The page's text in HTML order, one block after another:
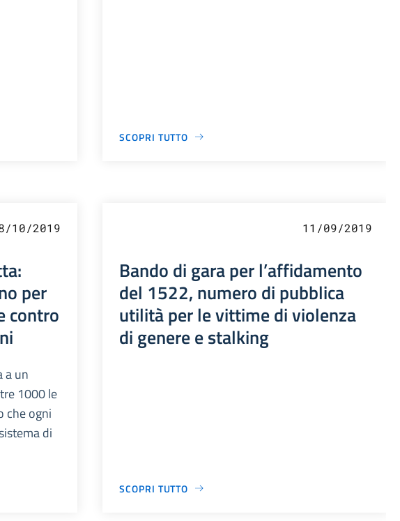
SCOPRI TUTTO
10/2019
per
contro
a un
1000 le
che ogni
di
11/09/2019
Bando di gara per l’affidamento
del 1522, numero di pubblica
utilità per le vittime di violenza
di genere e stalking
SCOPRI TUTTO